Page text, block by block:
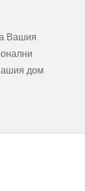
Вашия
дом